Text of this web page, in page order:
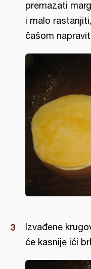
premazati
i malo
čašom
Izvađene
će kasnije ići